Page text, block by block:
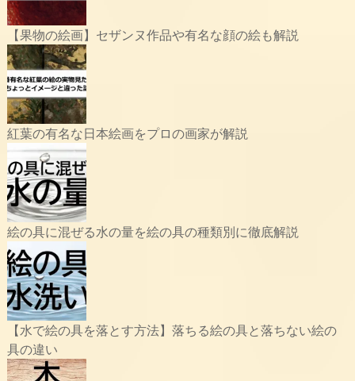
【果物の絵画】セザンヌ作品や有名な顔の絵も解説
紅葉の有名な日本絵画をプロの画家が解説
絵の具に混ぜる水の量を絵の具の種類別に徹底解説
【水で絵の具を落とす方法】落ちる絵の具と落ちない絵の
具の違い